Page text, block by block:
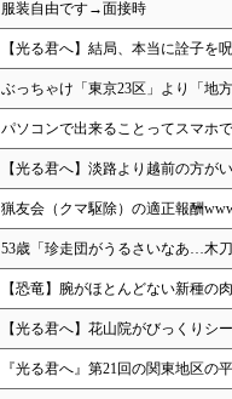
服装自由です→面接時
【光る君へ】結局、本当に詮子を
ぶっちゃけ「東京23区」より「地
パソコンで出来ることってスマホ
【光る君へ】淡路より越前の方が
猟友会（クマ駆除）の適正報酬
53歳「珍走団がうるさいなあ…木刀
【恐竜】腕がほとんどない新種の
【光る君へ】花山院がびっくりシ
『光る君へ』第21回の関東地区の